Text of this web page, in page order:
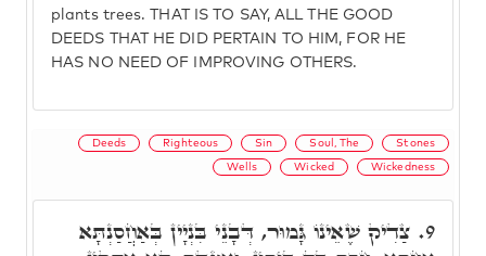
plants trees. THAT IS TO SAY, ALL THE GOOD
DEEDS THAT HE DID PERTAIN TO HIM, FOR HE
HAS NO NEED OF IMPROVING OTHERS.
Deeds Righteous Sin Soul, The Stones
Wells Wicked Wickedness
9. צַדִיק שֶׁאֵינוֹ גָּמוּר, דְּבָנֵי בִּנְיָין בְּאַחֲסַנְתָּא